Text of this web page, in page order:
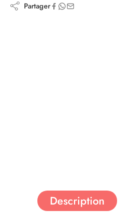
Partager
Description